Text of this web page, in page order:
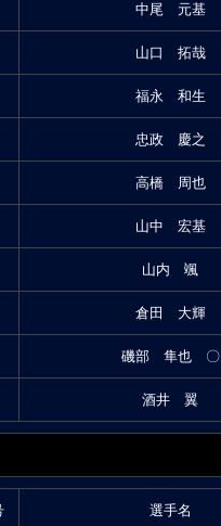
中尾 元基
山口 拓哉
福永 和生
忠政 慶之
高橋 周也
山中 宏基
山内 颯
倉田 大輝
磯部 隼也 〇
酒井 翼
選手名